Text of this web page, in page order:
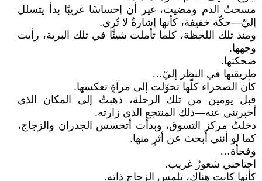
مسحتُ الدم ومضيت، غير أن إحساسًا غريبًا بدأ يتسلل
إليّ—حكّة خفيفة، كأنها إشارةٌ لا تُرى.
ومنذ تلك اللحظة، كلما تأملت شيئًا في تلك البرية، رأيت
وجهها.
ضحكتها.
طريقتها في النظر إليّ…
كأن الصحراء كلّها تحوّلت إلى مرآةٍ تعكسها.
قبل يومين من تلك الرحلة، ذهبتُ إلى المكان الذي
أخبرتني عنه—ذلك المنتجع الذي زارته.
دخلتُ مركز التسوق، وبدأت أتحسس الجدران والزجاج،
كما لو أنني أبحث عن أثرٍ منها.
وفجأة…
اجتاحني شعورٌ غريب.
كأنها كانت هناك، تلمس الزجاج ذاته.